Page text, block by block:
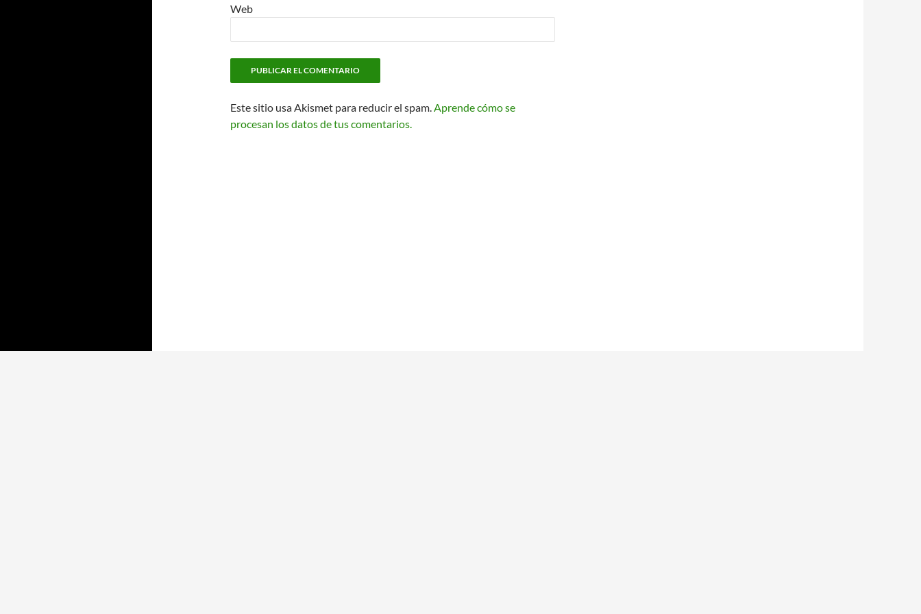
Web
Este sitio usa Akismet para reducir el spam.Aprende cómo se
procesan los datos de tus comentarios.